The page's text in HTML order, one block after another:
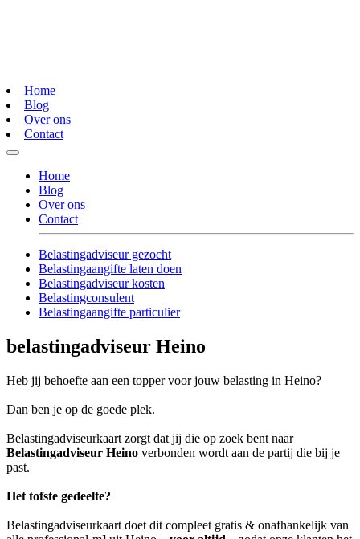
Home
Blog
Over ons
Contact
Home
Blog
Over ons
Contact
Belastingadviseur gezocht
Belastingaangifte laten doen
Belastingadviseur kosten
Belastingconsulent
Belastingaangifte particulier
belastingadviseur Heino
Heb jij behoefte aan een topper voor jouw belasting in Heino?
Dan ben je op de goede plek.
Belastingadviseurkaart zorgt dat jij die op zoek bent naar
Belastingadviseur Heino verbonden wordt aan de partij die bij je
past.
Het tofste gedeelte?
Belastingadviseurkaart doet dit compleet gratis & onafhankelijk van